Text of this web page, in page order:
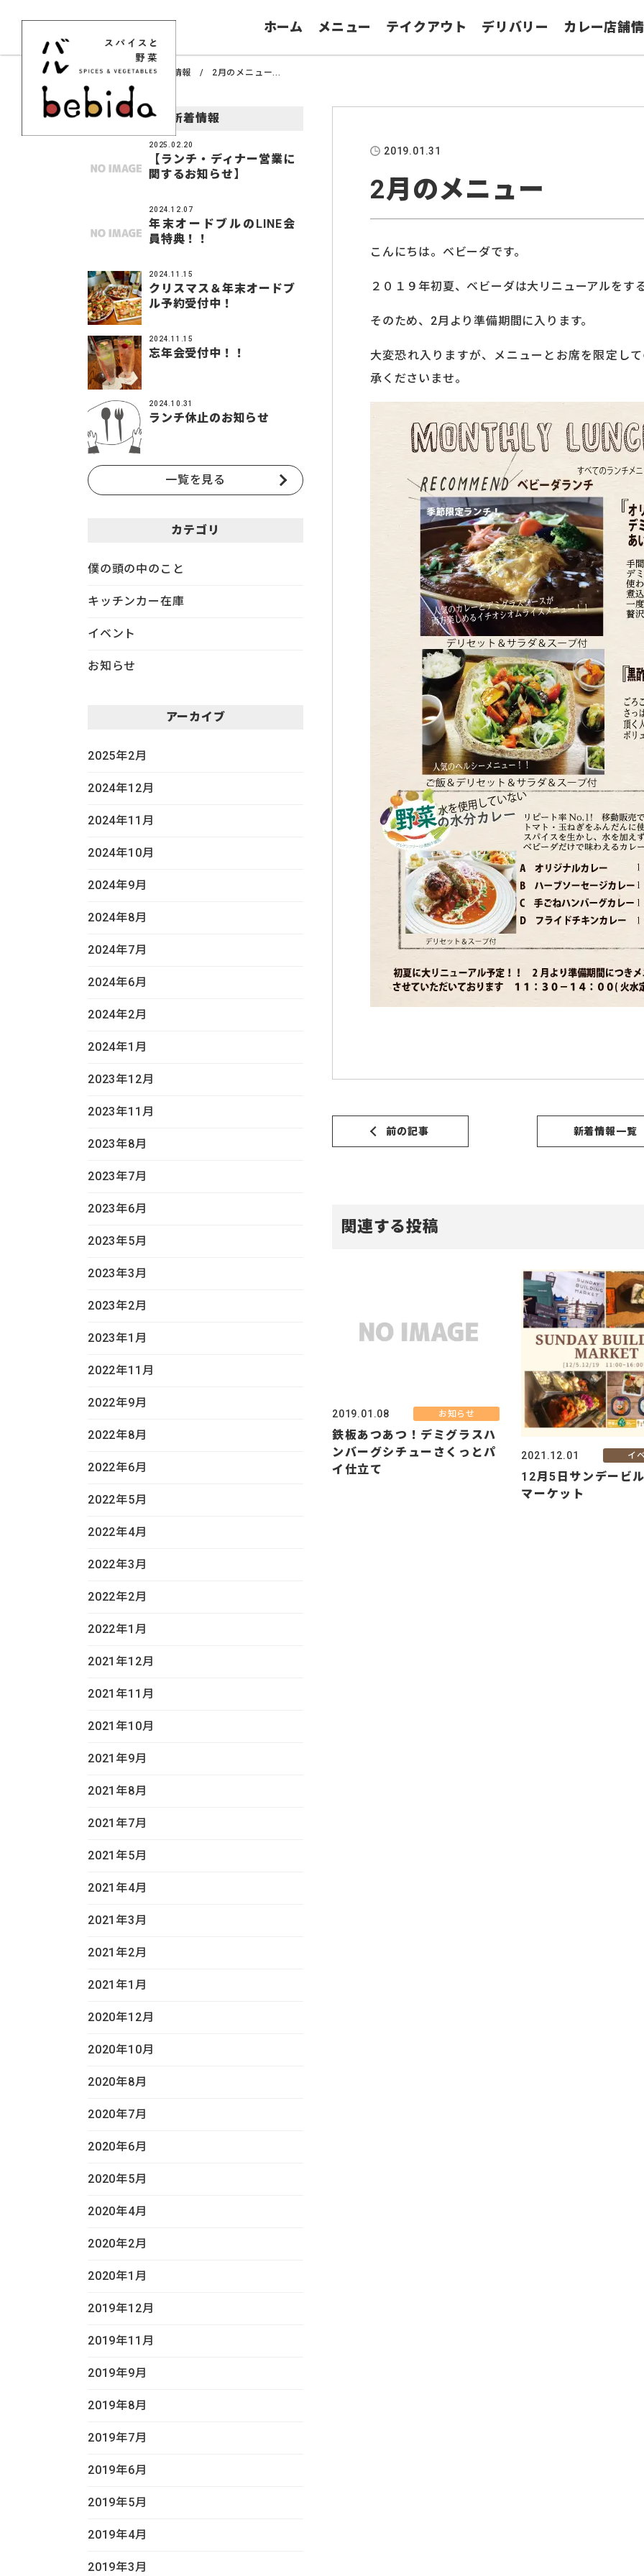
ホーム メニュー テイクアウト デリバリー カレー店舗
ホーム 新着情報 2月のメニュー...
2019.01.31
2月のメニュー
こんにちは。ベビーダです。
２０１９年初夏、ベビーダは大リニューアルをす
そのため、2月より準備期間に入ります。
大変恐れ入りますが、メニューとお席を限定し
承くださいませ。
前の記事 新着情報一覧
関連する投稿
2019.01.08 お知らせ
鉄板あつあつ！デミグラスハ
ンバーグシチューさくっとパ
イ仕立て
2021.12.01 イ
12月5日サンデービ
マーケット
新着情報
2025.02.20
【ランチ・ディナー営業に
関するお知らせ】
2024.12.07
年末オードブルのLINE会
員特典！！
2024.11.15
クリスマス＆年末オードブ
ル予約受付中！
2024.11.15
忘年会受付中！！
2024.10.31
ランチ休止のお知らせ
一覧を見る
カテゴリ
僕の頭の中のこと
キッチンカー在庫
イベント
お知らせ
アーカイブ
2025年2月
2024年12月
2024年11月
2024年10月
2024年9月
2024年8月
2024年7月
2024年6月
2024年2月
2024年1月
2023年12月
2023年11月
2023年8月
2023年7月
2023年6月
2023年5月
2023年3月
2023年2月
2023年1月
2022年11月
2022年9月
2022年8月
2022年6月
2022年5月
2022年4月
2022年3月
2022年2月
2022年1月
2021年12月
2021年11月
2021年10月
2021年9月
2021年8月
2021年7月
2021年5月
2021年4月
2021年3月
2021年2月
2021年1月
2020年12月
2020年10月
2020年8月
2020年7月
2020年6月
2020年5月
2020年4月
2020年2月
2020年1月
2019年12月
2019年11月
2019年9月
2019年8月
2019年7月
2019年6月
2019年5月
2019年4月
2019年3月